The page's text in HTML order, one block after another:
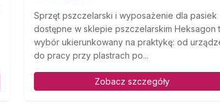
Sprzęt pszczelarski i wyposażenie dla pasiek
dostępne w sklepie pszczelarskim Heksagon
wybór ukierunkowany na praktykę: od
do pracy przy plastrach po...
Zobacz szczegóły